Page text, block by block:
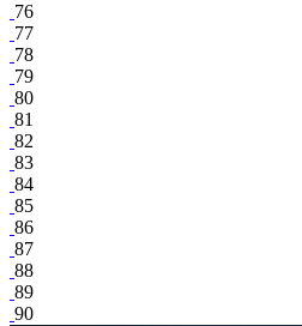
76
77
78
79
80
81
82
83
84
85
86
87
88
89
90